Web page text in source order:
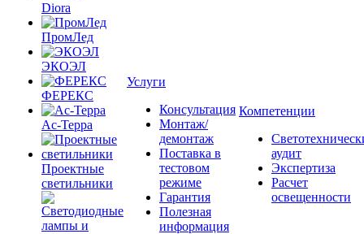
Diora
ПромЛед
ЭКОЭЛ
ФЕРЕКС
Ас-Терра
Проектные
светильники
Услуги
Консультация
Монтаж/
демонтаж
Поставка в
тестовом
режиме
Гарантия
Полезная
информация
Компетенции
аудит
Экспертиза
Расчет
освещенности